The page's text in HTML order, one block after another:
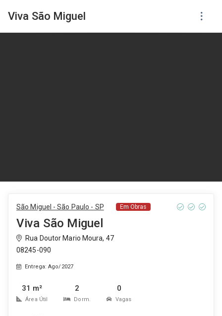
Viva São Miguel
São Miguel - São Paulo - SP Em Obras
Viva São Miguel
Rua Doutor Mario Moura, 47
08245-090
Entrega: Ago/2027
31 m²
Área Útil
2
Dorm.
0
Vagas